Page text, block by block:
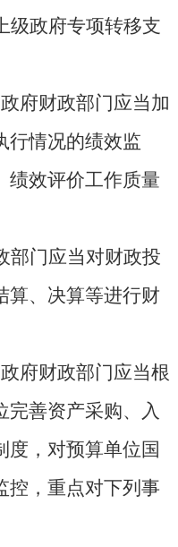
级政府专项转移支
府财政部门应当加
行情况的绩效监
绩效评价工作质量
部门应当对财政投
算、决算等进行财
府财政部门应当根
完善资产采购、入
度，对预算单位国
控，重点对下列事